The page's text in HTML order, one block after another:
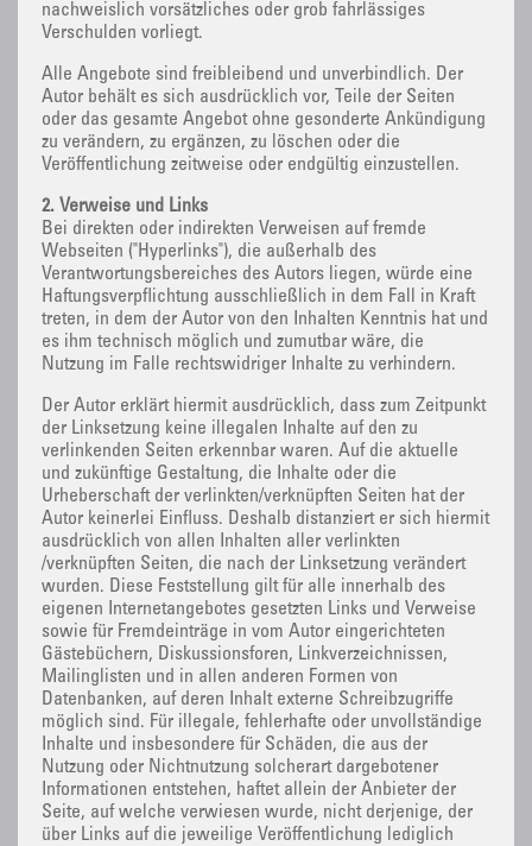
nachweislich vorsätzliches oder grob fahrlässiges
Verschulden vorliegt.
Alle Angebote sind freibleibend und unverbindlich. Der
Autor behält es sich ausdrücklich vor, Teile der Seiten
oder das gesamte Angebot ohne gesonderte Ankündigung
zu verändern, zu ergänzen, zu löschen oder die
Veröffentlichung zeitweise oder endgültig einzustellen.
2. Verweise und Links
Bei direkten oder indirekten Verweisen auf fremde
Webseiten ("Hyperlinks"), die außerhalb des
Verantwortungsbereiches des Autors liegen, würde eine
Haftungsverpflichtung ausschließlich in dem Fall in Kraft
treten, in dem der Autor von den Inhalten Kenntnis hat und
es ihm technisch möglich und zumutbar wäre, die
Nutzung im Falle rechtswidriger Inhalte zu verhindern.
Der Autor erklärt hiermit ausdrücklich, dass zum Zeitpunkt
der Linksetzung keine illegalen Inhalte auf den zu
verlinkenden Seiten erkennbar waren. Auf die aktuelle
und zukünftige Gestaltung, die Inhalte oder die
Urheberschaft der verlinkten/verknüpften Seiten hat der
Autor keinerlei Einfluss. Deshalb distanziert er sich hiermit
ausdrücklich von allen Inhalten aller verlinkten
/verknüpften Seiten, die nach der Linksetzung verändert
wurden. Diese Feststellung gilt für alle innerhalb des
eigenen Internetangebotes gesetzten Links und Verweise
sowie für Fremdeinträge in vom Autor eingerichteten
Gästebüchern, Diskussionsforen, Linkverzeichnissen,
Mailinglisten und in allen anderen Formen von
Datenbanken, auf deren Inhalt externe Schreibzugriffe
möglich sind. Für illegale, fehlerhafte oder unvollständige
Inhalte und insbesondere für Schäden, die aus der
Nutzung oder Nichtnutzung solcherart dargebotener
Informationen entstehen, haftet allein der Anbieter der
Seite, auf welche verwiesen wurde, nicht derjenige, der
über Links auf die jeweilige Veröffentlichung lediglich